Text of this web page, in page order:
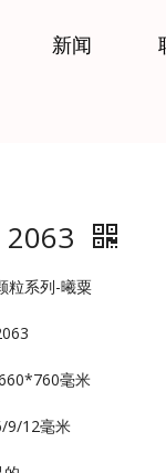
新闻
2063
粒系列-曦粟
毫米
9/12毫米